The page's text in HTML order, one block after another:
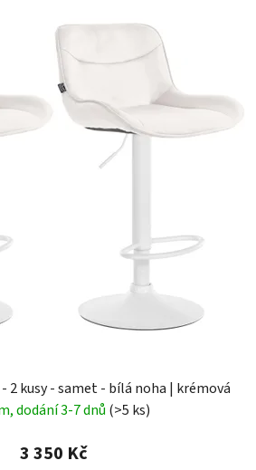
2 kusy - samet - bílá noha | krémová
dodání 3-7 dnů (>5 ks)
3 350 Kč